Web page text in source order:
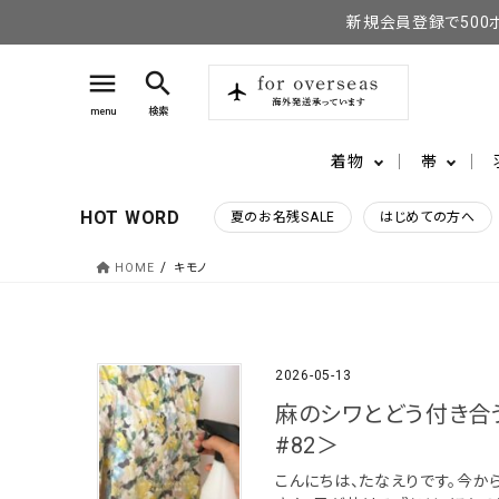
新規会員登録で500
menu
menu
search
検索
着物 帯
HOT WORD 夏のお名残SALE はじめての方へ
HOME キモノ
2026-05-13
麻のシワとどう付き
#82＞
こんにちは、たなえりです。今